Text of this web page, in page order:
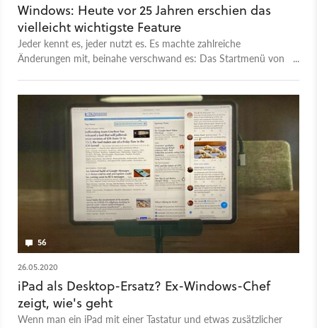
Windows: Heute vor 25 Jahren erschien das
vielleicht wichtigste Feature
Jeder kennt es, jeder nutzt es. Es machte zahlreiche
Änderungen mit, beinahe verschwand es: Das Startmenü von
56
26.05.2020
iPad als Desktop-Ersatz? Ex-Windows-Chef
zeigt, wie's geht
Wenn man ein iPad mit einer Tastatur und etwas zusätzlicher